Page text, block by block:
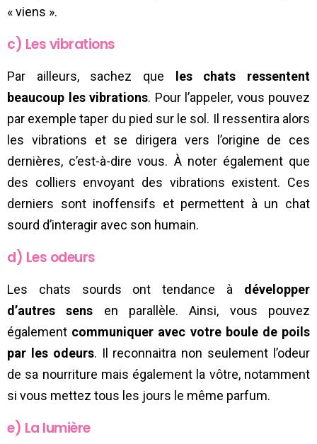
« viens ».
c) Les vibrations
Par ailleurs, sachez que les chats ressentent
beaucoup les vibrations. Pour l’appeler, vous pouvez
par exemple taper du pied sur le sol. Il ressentira alors
les vibrations et se dirigera vers l’origine de ces
dernières, c’est-à-dire vous. À noter également que
des colliers envoyant des vibrations existent. Ces
derniers sont inoffensifs et permettent à un chat
sourd d’interagir avec son humain.
d) Les odeurs
Les chats sourds ont tendance à développer
d’autres sens en parallèle. Ainsi, vous pouvez
également communiquer avec votre boule de poils
par les odeurs. Il reconnaitra non seulement l’odeur
de sa nourriture mais également la vôtre, notamment
si vous mettez tous les jours le même parfum.
e) La lumière